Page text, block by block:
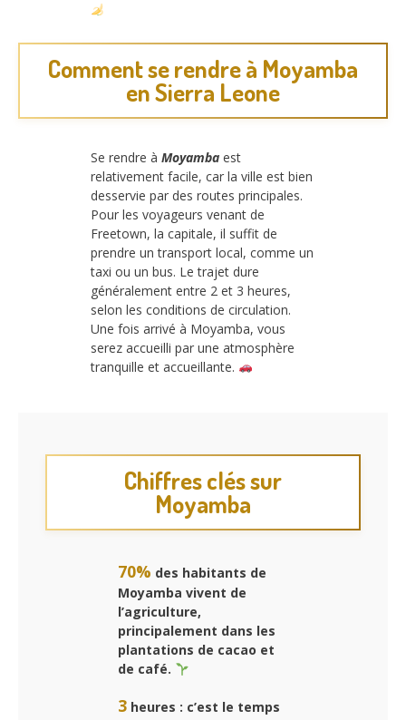
Comment se rendre à Moyamba
en Sierra Leone
Se rendre à Moyamba est
relativement facile, car la ville est bien
desservie par des routes principales.
Pour les voyageurs venant de
Freetown, la capitale, il suffit de
prendre un transport local, comme un
taxi ou un bus. Le trajet dure
généralement entre 2 et 3 heures,
selon les conditions de circulation.
Une fois arrivé à Moyamba, vous
serez accueilli par une atmosphère
tranquille et accueillante.
Chiffres clés sur
Moyamba
70% des habitants de
Moyamba vivent de
l’agriculture,
principalement dans les
plantations de cacao et
de café.
3 heures : c’est le temps